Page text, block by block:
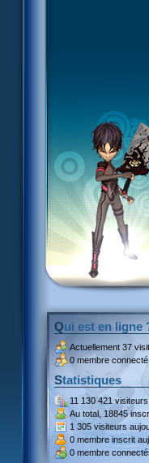
Qui est en ligne
Actuellement 37
0 membre connecté.
Statistiques
11 130 421 visiteurs
Au total, 18845
1 305 visiteurs
0 membre inscrit
0 membre